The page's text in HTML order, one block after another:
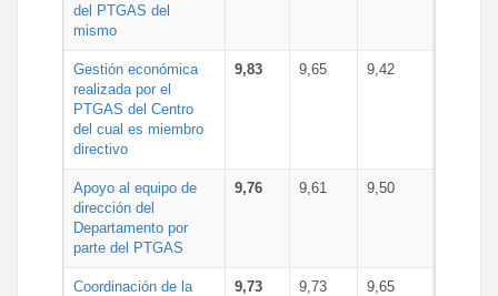
del PTGAS del
mismo
Gestión económica
realizada por el
PTGAS del Centro
del cual es miembro
directivo
9,83 9,65 9,42
Apoyo al equipo de
dirección del
Departamento por
parte del PTGAS
9,76 9,61 9,50
Coordinación de la
9,73 9,73 9,65